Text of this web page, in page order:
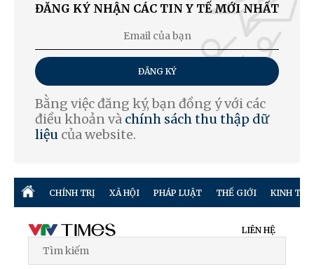
ĐĂNG KÝ NHẬN CÁC TIN Y TẾ MỚI NHẤT
ĐĂNG KÝ
Bằng việc đăng ký, bạn đồng ý với các
điều khoản và chính sách thu thập dữ
liệu của website.
CHÍNH TRỊ XÃ HỘI PHÁP LUẬT THẾ GIỚI KINH TẾ
LIÊN HỆ